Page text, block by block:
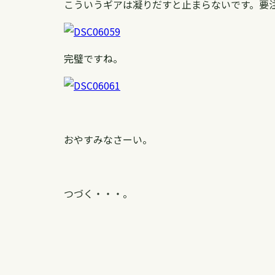
こういうギアは凝りだすと止まらないです。要
完璧ですね。
おやすみなさーい。
つづく・・・。